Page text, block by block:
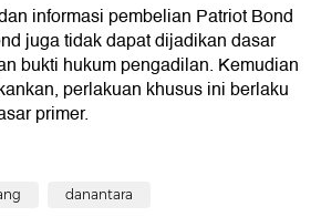
informasi pembelian Patriot Bond
juga tidak dapat dijadikan dasar
bukti hukum pengadilan. Kemudian
perlakuan khusus ini berlaku
primer.
danantara